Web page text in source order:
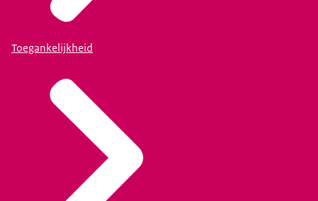
Toegankelijkheid